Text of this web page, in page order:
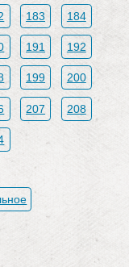
183 184
191 192
199 200
207 208